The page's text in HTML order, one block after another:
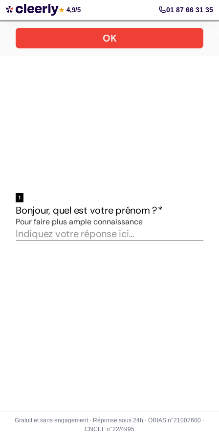
Votre simulation gratuite et personnalisée
★ 4,9/5 01 87 66 31 35
Gratuit et sans engagement · Réponse sous 24h · ORIAS n°21007600 ·
CNCEF n°22/4995